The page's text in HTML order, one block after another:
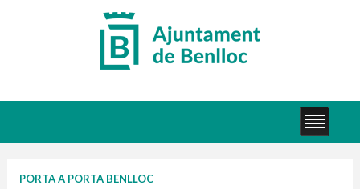
PORTA A PORTA BENLLOC